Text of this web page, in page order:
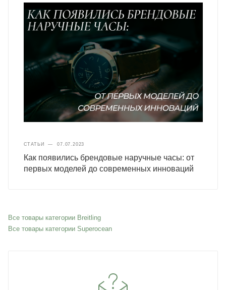
СТАТЬИ — 07.07.2023
Как появились брендовые наручные часы: от
первых моделей до современных инноваций
Все товары категории Breitling
Все товары категории Superocean